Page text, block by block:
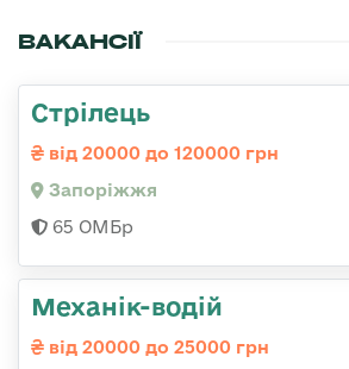
ВАКАНСІЇ
Стрілець
від 20000 до 120000 грн
Запоріжжя
65 ОМБр
Механік-водій
від 20000 до 25000 грн